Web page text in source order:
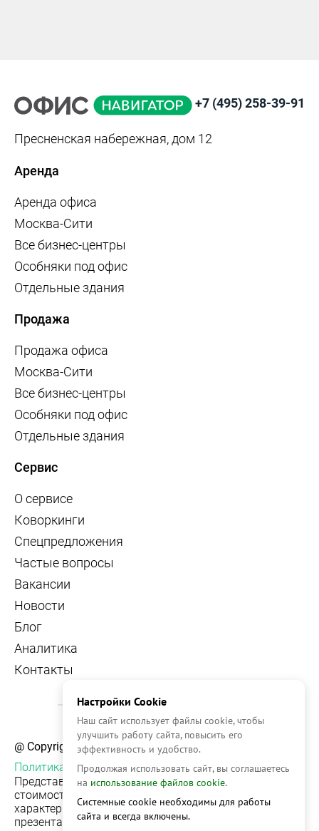
+7 (495) 258-39-91
Пресненская набережная, дом 12
Аренда
Аренда офиса
Москва-Сити
Все бизнес-центры
Особняки под офис
Отдельные здания
Продажа
Продажа офиса
Москва-Сити
Все бизнес-центры
Особняки под офис
Отдельные здания
Сервис
О сервисе
Коворкинги
Спецпредложения
Частые вопросы
Вакансии
Новости
Блог
Аналитика
Контакты
@ Copyright, 2026 OFFICE NAVIGATOR
Политика конфиденциальности
Представленная на сайте информация, в т.ч.
стоимости объектов, носит информационный
характер и не является публичной офертой. Условия
презентации объекта недвижимости на сервисе
Настройки Cookie
Наш сайт использует файлы cookie, чтобы
улучшить работу сайта, повысить его
эффективность и удобство.
Продолжая использовать сайт, вы соглашаетесь
на использование файлов cookie.
Системные cookie необходимы для работы
сайта и всегда включены.